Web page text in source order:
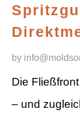
by
Die
– und